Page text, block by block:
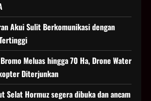
Akui Sulit Berkomunikasi dengan
Meluas hingga 70 Ha, Drone Water
Diterjunkan
Selat Hormuz segera dibuka dan ancam